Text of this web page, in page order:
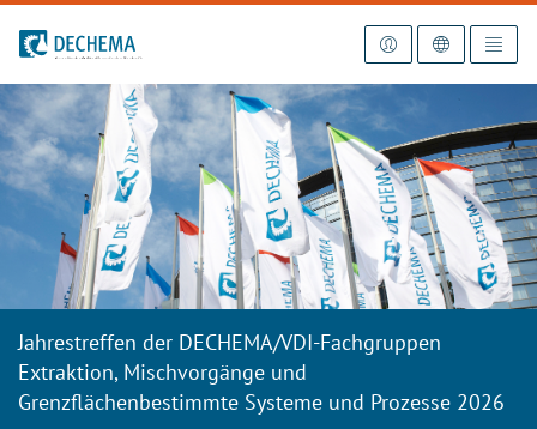
Zur Startseite
Jahrestreffen der DECHEMA/VDI-Fachgruppen
Extraktion, Mischvorgänge und
Grenzflächenbestimmte Systeme und Prozesse 2026